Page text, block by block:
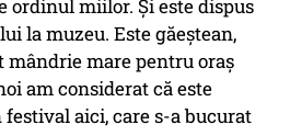
ordinul miilor. Şi este dispus
la muzeu. Este găeştean,
mândrie mare pentru oraş
am considerat că este
aici, care s-a bucurat